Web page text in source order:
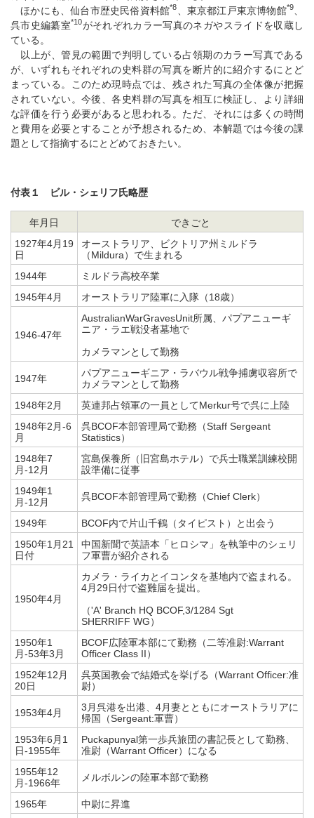
ほかにも、仙台市歴史民俗資料館*8 、東京都江戸東京博物館*9、
呉市史編纂室*10がそれぞれカラー写真のネガやスライドを収蔵し
ている。
以上が、管見の範囲で判明している占領期のカラー写真である
が、いずれもそれぞれの史料群の写真を断片的に紹介するにとど
まっている。このため現時点では、残された写真の全体像が把握
されていない。今後、各史料群の写真を相互に検証し、より詳細
な評価を行う必要があると思われる。ただ、それには多くの時間
と費用を必要とすることが予想されるため、本解題では今後の課
題として指摘するにとどめておきたい。
付表１ ビル・シェリフ氏略歴
年月日
できごと
1927年4月19
日
オーストラリア、ビクトリア州ミルドラ
（Mildura）で生まれる
1944年
ミルドラ高校卒業
1945年4月
オーストラリア陸軍に入隊（18歳）
1946-47年
AustralianWarGravesUnit所属、パプアニューギ
ニア・ラエ戦没者墓地で
カメラマンとして勤務
1947年
パプアニューギニア・ラバウル戦争捕虜収容所で
カメラマンとして勤務
1948年2月
英連邦占領軍の一員としてMerkur号で呉に上陸
1948年2月-6
月
呉BCOF本部管理局で勤務（Staff Sergeant
Statistics）
1948年7
月-12月
宮島保養所（旧宮島ホテル）で兵士職業訓練校開
設準備に従事
1949年1
月-12月
呉BCOF本部管理局で勤務（Chief Clerk）
1949年
BCOF内で片山千鶴（タイピスト）と出会う
1950年1月21
日付
中国新聞で英語本「ヒロシマ」を執筆中のシェリ
フ軍曹が紹介される
1950年4月
カメラ・ライカとイコンタを基地内で盗まれる。
4月29日付で盗難届を提出。
（'A' Branch HQ BCOF,3/1284 Sgt
SHERRIFF WG）
1950年1
月-53年3月
BCOF広陸軍本部にて勤務（二等准尉:Warrant
Officer Class II）
1952年12月
20日
呉英国教会で結婚式を挙げる（Warrant Officer:准
尉）
1953年4月
3月呉港を出港、4月妻とともにオーストラリアに
帰国（Sergeant:軍曹）
1953年6月1
日-1955年
Puckapunyal第一歩兵旅団の書記長として勤務、
准尉（Warrant Officer）になる
1955年12
月-1966年
メルボルンの陸軍本部で勤務
1965年 中尉に昇進